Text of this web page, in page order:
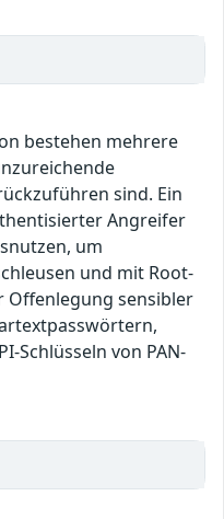
bestehen mehrere
sind. Ein
Angreifer
um
und mit Root-
Offenlegung sensibler
Schlüsseln von PAN-